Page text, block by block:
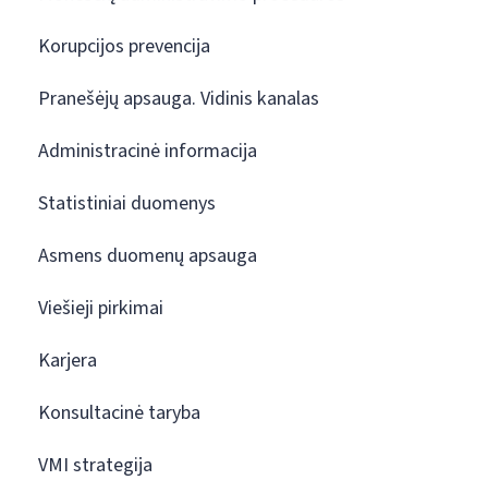
Korupcijos prevencija
Pranešėjų apsauga. Vidinis kanalas
Administracinė informacija
Statistiniai duomenys
Asmens duomenų apsauga
Viešieji pirkimai
Karjera
Konsultacinė taryba
VMI strategija